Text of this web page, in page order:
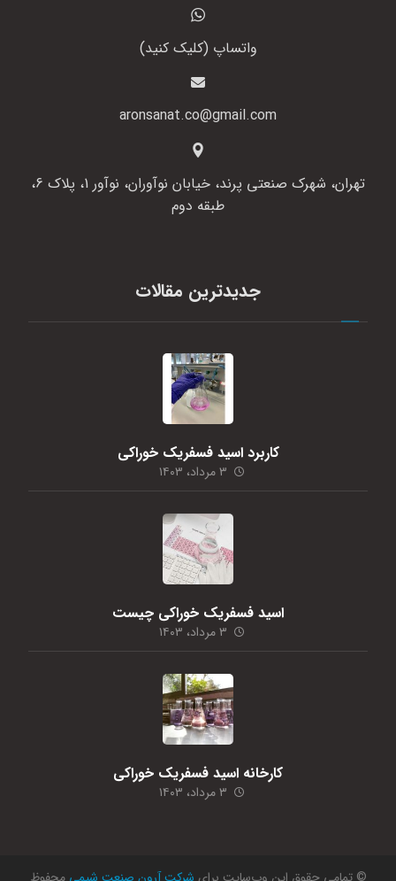
واتساپ (کلیک کنید)
aronsanat.co@gmail.com
تهران، شهرک صنعتی پرند، خیابان نوآوران، نوآور 1، پلاک 6،
طبقه دوم
جدیدترین مقالات
کاربرد اسید فسفریک خوراکی
۳ مرداد، ۱۴۰۳
اسید فسفریک خوراکی چیست
۳ مرداد، ۱۴۰۳
کارخانه اسید فسفریک خوراکی
۳ مرداد، ۱۴۰۳